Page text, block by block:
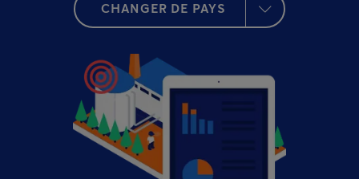
CHANGER DE PAYS